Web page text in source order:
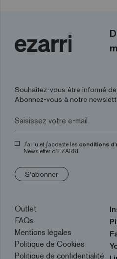
Souhaitez-vous être informé
Abonnez-vous à notre
J'ai lu et j'accepte les conditions
Newsletter d’EZARRI.
S'abonner
Outlet
FAQs
Mentions légales
Politique de Cookies
Politique de confidentialité